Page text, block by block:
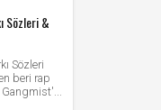
Sözleri &
Sözleri
beri rap